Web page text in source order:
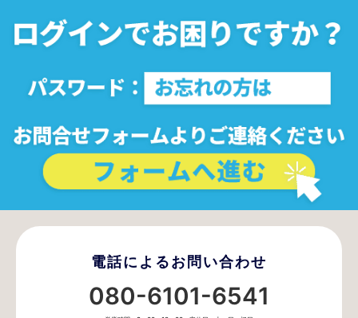
電話によるお問い合わせ
080-6101-6541